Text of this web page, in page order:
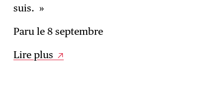
suis. »
Paru le 8 septembre
Lire plus